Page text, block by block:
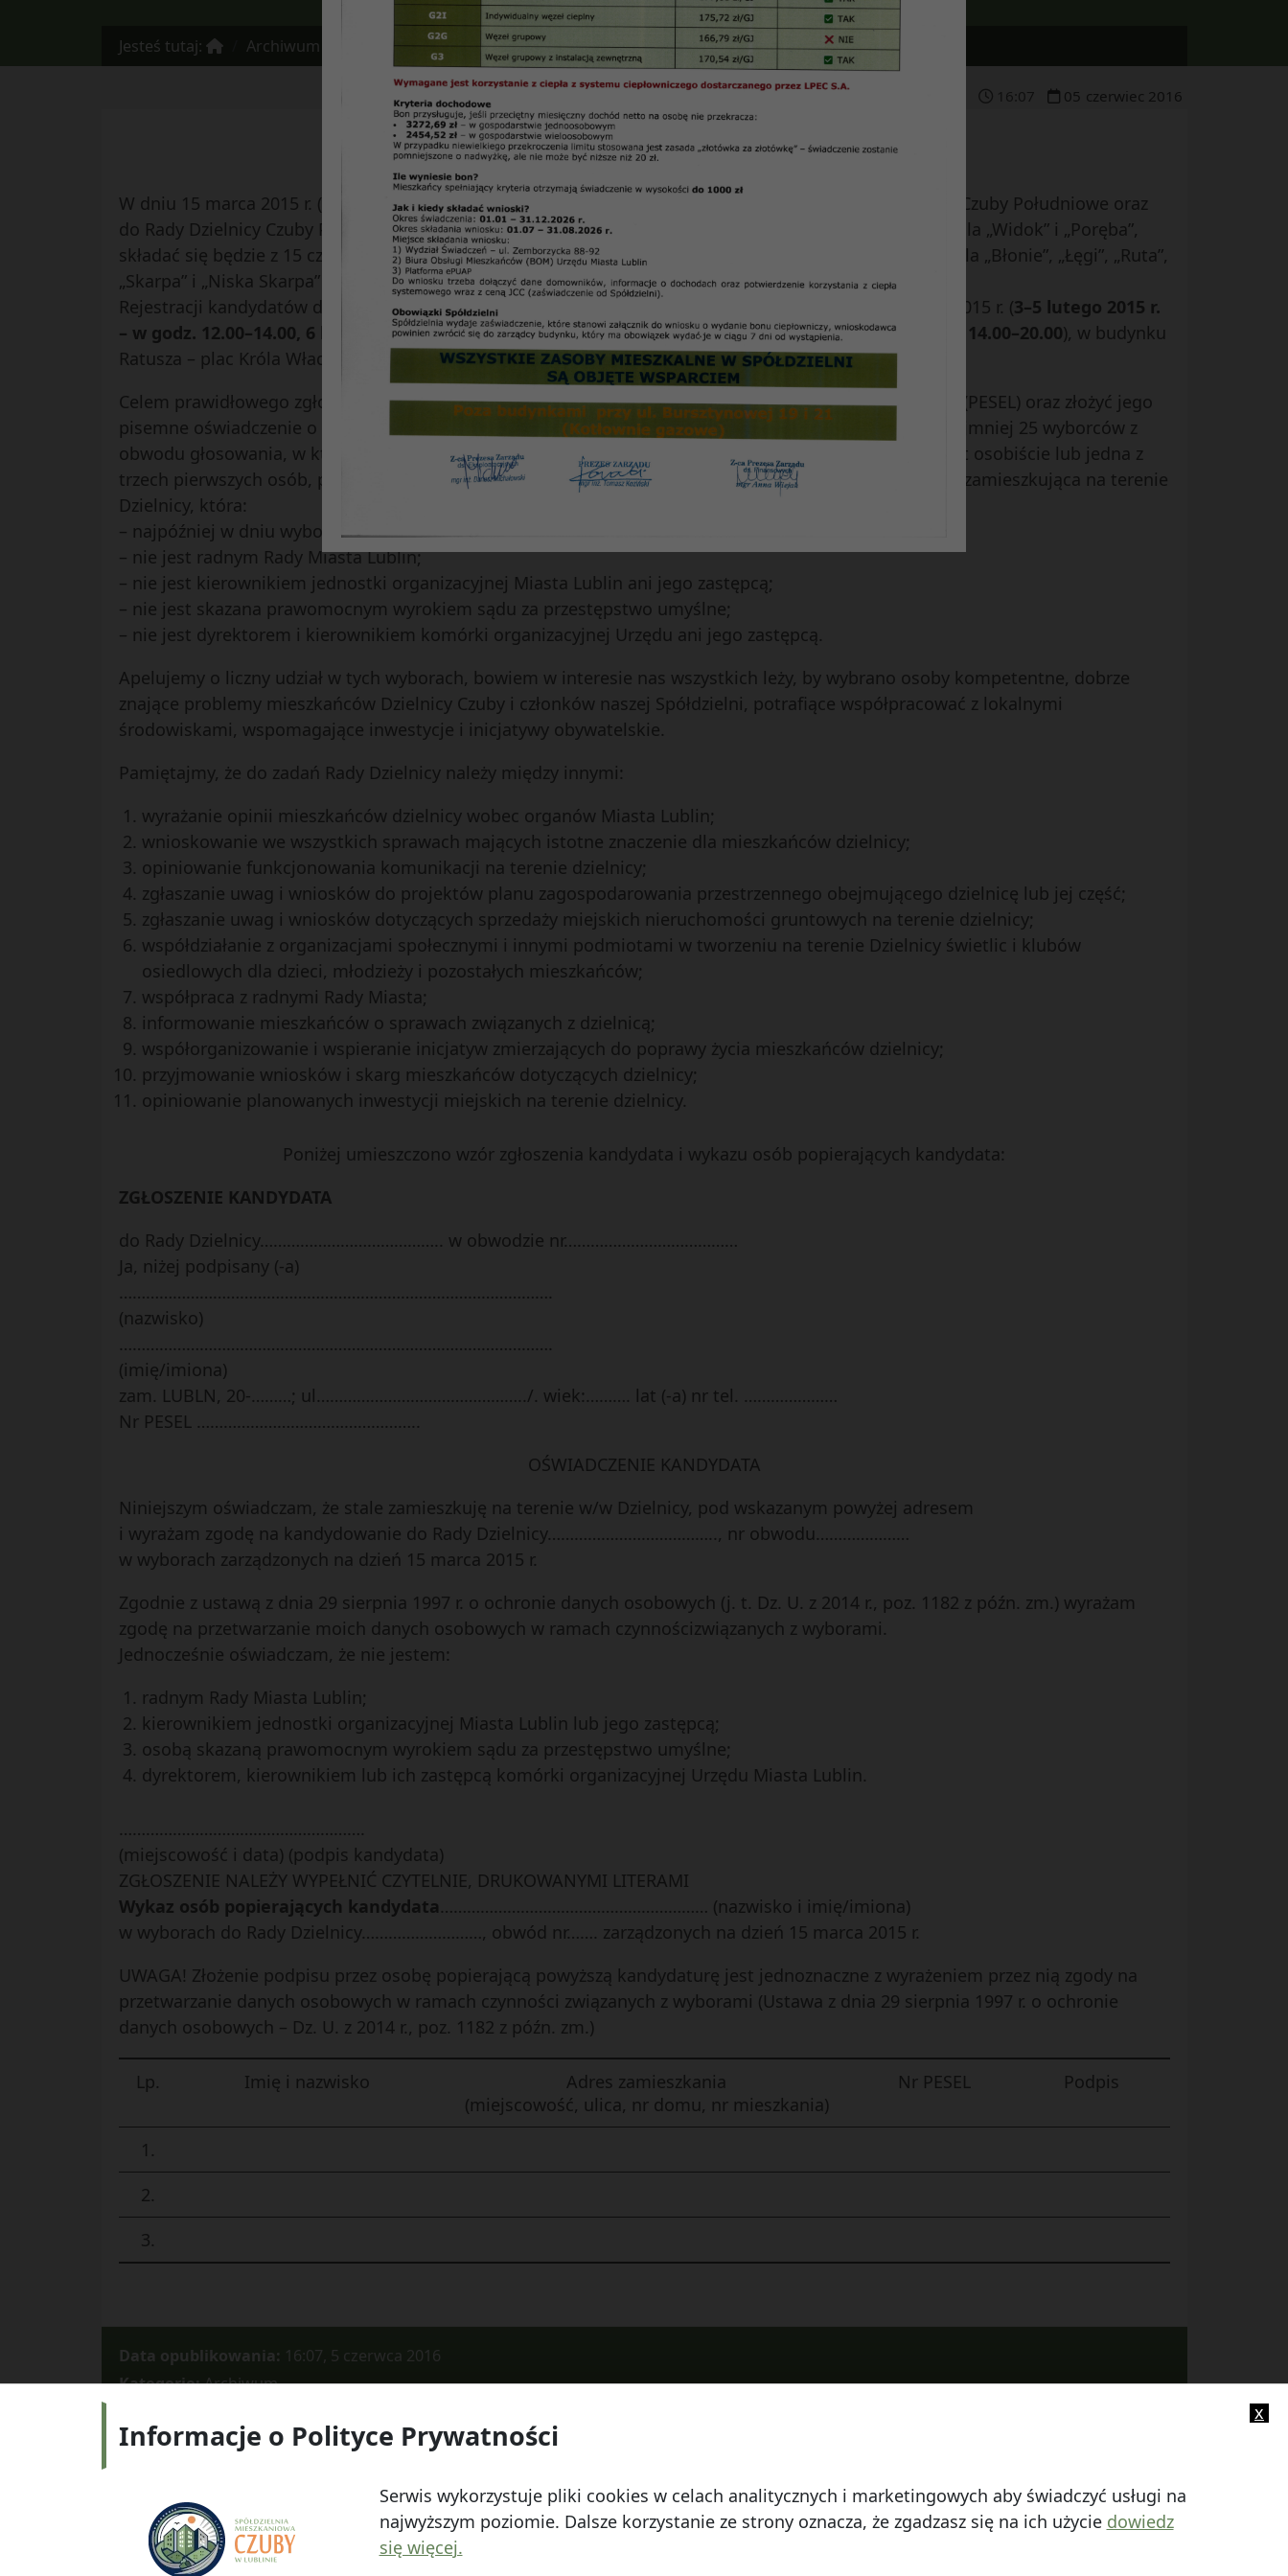
Jesteś tutaj: Archiwum Informator nr 54 luty 2015 r. – Artykuł nr 03
16 07 05 czerwiec 2016
WYBORY DO RAD DZIELNIC
W dniu 15 marca 2015 r. (niedziela) odbędą się wybory do Rad Dzielnic Lublina, w tym do Rady Dzielnicy Czuby Południowe oraz
do Rady Dzielnicy Czuby Północne. Rada Dzielnicy Czuby Południowe, reprezentująca mieszkańców osiedla „Widok” i „Poręba”,
składać się będzie z 15 członków, zaś Rada Dzielnicy Czuby Północne, reprezentująca mieszkańców osiedla „Błonie”, „Łęgi”, „Ruta”,
„Skarpa” i „Niska Skarpa” – z 21 członków.
Rejestracji kandydatów do Rady Dzielnicy dokonuje Miejska Komisja Wyborcza w terminie 3–13 lutego 2015 r. (3–5 lutego 2015 r.
– w godz. 12.00–14.00, 6 lutego, 9–12 lutego 2015 r. – w godz. 14.00 – 18.00, 13 lutego 2015 r. – w godz. 14.00–20.00), w budynku
Ratusza – plac Króla Władysława Łokietka 1 (pokój nr 3).
Celem prawidłowego zgłoszenia kandydata należy podać jego nazwisko, imię, wiek, numer ewidencyjny (PESEL) oraz złożyć jego
pisemne oświadczenie o wyrażeniu zgody na kandydowanie. Zgłoszenie musi być podpisane przez co najmniej 25 wyborców z
obwodu głosowania, w którym kandydat ubiega się o mandat. Zgłoszenia kandydata dokonuje kandydat osobiście lub jedna z
trzech pierwszych osób, popierających kandydata. Kandydatem do Rady Dzielnicy może być osoba stale zamieszkująca na terenie
Dzielnicy, która:
– najpóźniej w dniu wyborów kończy 18 lat;
– nie jest radnym Rady Miasta Lublin;
– nie jest kierownikiem jednostki organizacyjnej Miasta Lublin ani jego zastępcą;
– nie jest skazana prawomocnym wyrokiem sądu za przestępstwo umyślne;
– nie jest dyrektorem i kierownikiem komórki organizacyjnej Urzędu ani jego zastępcą.
Apelujemy o liczny udział w tych wyborach, bowiem w interesie nas wszystkich leży, by wybrano osoby kompetentne, dobrze
znające problemy mieszkańców Dzielnicy Czuby i członków naszej Spółdzielni, potrafiące współpracować z lokalnymi
środowiskami, wspomagające inwestycje i inicjatywy obywatelskie.
Pamiętajmy, że do zadań Rady Dzielnicy należy między innymi:
wyrażanie opinii mieszkańców dzielnicy wobec organów Miasta Lublin;
wnioskowanie we wszystkich sprawach mających istotne znaczenie dla mieszkańców dzielnicy;
opiniowanie funkcjonowania komunikacji na terenie dzielnicy;
zgłaszanie uwag i wniosków do projektów planu zagospodarowania przestrzennego obejmującego dzielnicę lub jej część;
zgłaszanie uwag i wniosków dotyczących sprzedaży miejskich nieruchomości gruntowych na terenie dzielnicy;
współdziałanie z organizacjami społecznymi i innymi podmiotami w tworzeniu na terenie Dzielnicy świetlic i klubów
osiedlowych dla dzieci, młodzieży i pozostałych mieszkańców;
współpraca z radnymi Rady Miasta;
informowanie mieszkańców o sprawach związanych z dzielnicą;
współorganizowanie i wspieranie inicjatyw zmierzających do poprawy życia mieszkańców dzielnicy;
przyjmowanie wniosków i skarg mieszkańców dotyczących dzielnicy;
opiniowanie planowanych inwestycji miejskich na terenie dzielnicy.
Poniżej umieszczono wzór zgłoszenia kandydata i wykazu osób popierających kandydata:
ZGŁOSZENIE KANDYDATA
do Rady Dzielnicy………………………………….. w obwodzie nr…………………………………
Ja, niżej podpisany (-a)
…………………………………………………………………………………….
(nazwisko)
…………………………………………………………………………………….
(imię/imiona)
zam. LUBLN, 20-………; ul………………………………………../. wiek:………. lat (-a) nr tel. …………………
Nr PESEL …………………………………………..
OŚWIADCZENIE KANDYDATA
Niniejszym oświadczam, że stale zamieszkuję na terenie w/w Dzielnicy, pod wskazanym powyżej adresem
i wyrażam zgodę na kandydowanie do Rady Dzielnicy……………………………….., nr obwodu…………………
w wyborach zarządzonych na dzień 15 marca 2015 r.
Zgodnie z ustawą z dnia 29 sierpnia 1997 r. o ochronie danych osobowych (j. t. Dz. U. z 2014 r., poz. 1182 z późn. zm.) wyrażam
zgodę na przetwarzanie moich danych osobowych w ramach czynnościzwiązanych z wyborami.
Jednocześnie oświadczam, że nie jestem:
radnym Rady Miasta Lublin;
kierownikiem jednostki organizacyjnej Miasta Lublin lub jego zastępcą;
osobą skazaną prawomocnym wyrokiem sądu za przestępstwo umyślne;
dyrektorem, kierownikiem lub ich zastępcą komórki organizacyjnej Urzędu Miasta Lublin.
……………………………………………….
(miejscowość i data) (podpis kandydata)
ZGŁOSZENIE NALEŻY WYPEŁNIĆ CZYTELNIE, DRUKOWANYMI LITERAMI
Wykaz osób popierających kandydata…………………………………………………… (nazwisko i imię/imiona)
w wyborach do Rady Dzielnicy………………………, obwód nr……. zarządzonych na dzień 15 marca 2015 r.
UWAGA! Złożenie podpisu przez osobę popierającą powyższą kandydaturę jest jednoznaczne z wyrażeniem przez nią zgody na
przetwarzanie danych osobowych w ramach czynności związanych z wyborami (Ustawa z dnia 29 sierpnia 1997 r. o ochronie
danych osobowych – Dz. U. z 2014 r., poz. 1182 z późn. zm.)
Lp. Imię i nazwisko
Adres zamieszkania
(miejscowość, ulica, nr domu, nr mieszkania)
Nr PESEL Podpis
1.
2.
3.
Data opublikowania: 16:07, 5 czerwca 2016
Kategorie:Archiwum
x
Informacje o Polityce Prywatności
Serwis wykorzystuje pliki cookies w celach analitycznych i marketingowych aby świadczyć usługi na
najwyższym poziomie. Dalsze korzystanie ze strony oznacza, że zgadzasz się na ich użycie dowiedz
się więcej.